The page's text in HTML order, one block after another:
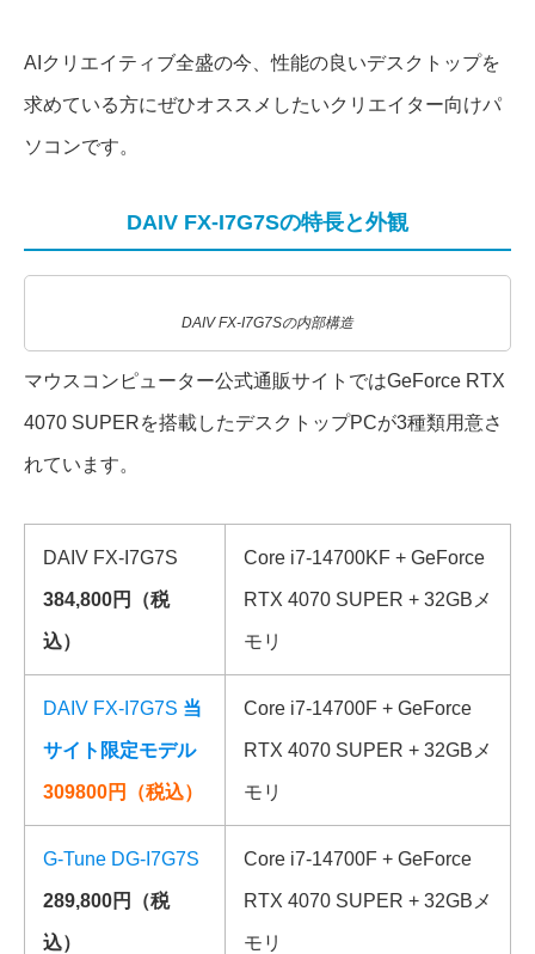
AIクリエイティブ全盛の今、性能の良いデスクトップを
求めている方にぜひオススメしたいクリエイター向けパ
ソコンです。
DAIV FX-I7G7Sの特長と外観
DAIV FX-I7G7Sの内部構造
マウスコンピューター公式通販サイトではGeForce RTX
4070 SUPERを搭載したデスクトップPCが3種類用意さ
れています。
DAIV FX-I7G7S
384,800円（税
込）
Core i7-14700KF + GeForce
RTX 4070 SUPER + 32GBメ
モリ
DAIV FX-I7G7S 当
サイト限定モデル
309800円（税込）
Core i7-14700F + GeForce
RTX 4070 SUPER + 32GBメ
モリ
G-Tune DG-I7G7S
289,800円（税
込）
Core i7-14700F + GeForce
RTX 4070 SUPER + 32GBメ
モリ